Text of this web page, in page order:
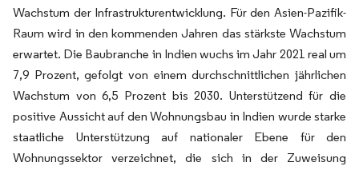
Wachstum der Infrastrukturentwicklung. Für den Asien-Pazifik-
Raum wird in den kommenden Jahren das stärkste Wachstum
erwartet. Die Baubranche in Indien wuchs im Jahr 2021 real um
7,9 Prozent, gefolgt von einem durchschnittlichen jährlichen
Wachstum von 6,5 Prozent bis 2030. Unterstützend für die
positive Aussicht auf den Wohnungsbau in Indien wurde starke
staatliche Unterstützung auf nationaler Ebene für den
Wohnungssektor verzeichnet, die sich in der Zuweisung